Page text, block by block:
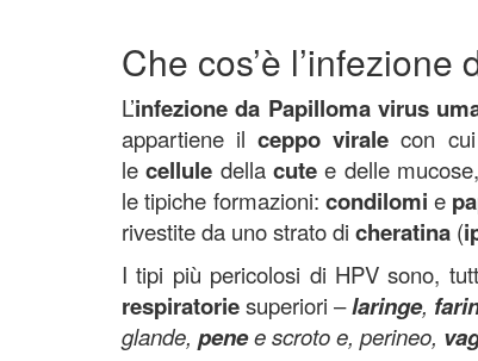
Che cos’è
L’infezione da Papilloma virus
appartiene ilceppo virale con
lecellule dellacute e delle
le tipiche formazioni: condilomi e
rivestite da uno strato di cheratina (
I tipi più pericolosi di HPV sono,
respiratoriesuperiori –laringe,
glande, penee scroto e, perineo,